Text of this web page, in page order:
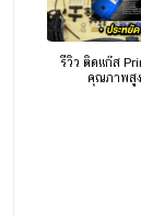
รีวิว ติดแก๊ส
คุณภาพสู